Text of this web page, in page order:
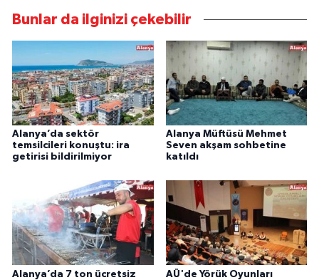
Bunlar da ilginizi çekebilir
Alanya’da sektör
temsilcileri konuştu: ira
getirisi bildirilmiyor
Alanya Müftüsü Mehmet
Seven akşam sohbetine
katıldı
Alanya’da 7 ton ücretsiz
AÜ'de Yörük Oyunları